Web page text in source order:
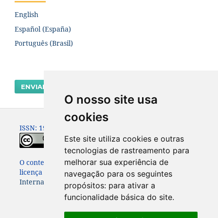
O nosso site usa
cookies
Este site utiliza cookies e outras
tecnologias de rastreamento para
melhorar sua experiência de
navegação para os seguintes
propósitos: para ativar a
funcionalidade básica do site.
English
Español (España)
Português (Brasil)
ENVIAR SUBMISSÃO
ISSN: 1980-0614
O conteúdo dessa Revista está publicado sob a
licença
Creative Commons Attribution 4.0
International License